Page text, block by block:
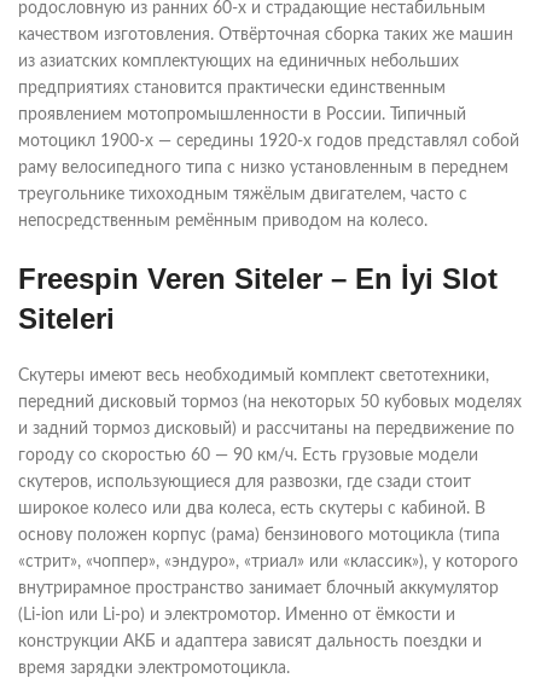
родословную из ранних 60-х и страдающие нестабильным
качеством изготовления. Отвёрточная сборка таких же машин
из азиатских комплектующих на единичных небольших
предприятиях становится практически единственным
проявлением мотопромышленности в России. Типичный
мотоцикл 1900-х — середины 1920-х годов представлял собой
раму велосипедного типа с низко установленным в переднем
треугольнике тихоходным тяжёлым двигателем, часто с
непосредственным ремённым приводом на колесо.
Freespin Veren Siteler – En İyi Slot
Siteleri
Скутеры имеют весь необходимый комплект светотехники,
передний дисковый тормоз (на некоторых 50 кубовых моделях
и задний тормоз дисковый) и рассчитаны на передвижение по
городу со скоростью 60 — 90 км/ч. Есть грузовые модели
скутеров, использующиеся для развозки, где сзади стоит
широкое колесо или два колеса, есть скутеры с кабиной. В
основу положен корпус (рама) бензинового мотоцикла (типа
«стрит», «чоппер», «эндуро», «триал» или «классик»), у которого
внутрирамное пространство занимает блочный аккумулятор
(Li-ion или Li-po) и электромотор. Именно от ёмкости и
конструкции АКБ и адаптера зависят дальность поездки и
время зарядки электромотоцикла.